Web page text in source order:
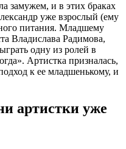
замужем, и в этих браках
уже взрослый (ему
питания. Младшему
Владислава Радимова,
одну из ролей в
Артистка призналась,
к ее младшенькому, и
артистки уже